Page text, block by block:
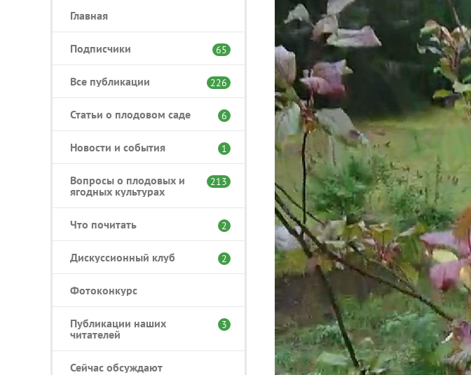
Главная
Подписчики 65
Все публикации 226
Статьи о плодовом саде 6
Новости и события 1
Вопросы о плодовых и
ягодных культурах
213
Что почитать 2
Дискуссионный клуб 2
Фотоконкурс
Публикации наших
читателей
3
Сейчас обсуждают